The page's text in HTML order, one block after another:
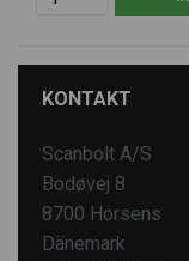
KONTAKT
Scanbolt A/S
Bodøvej 8
8700 Horsens
Dänemark